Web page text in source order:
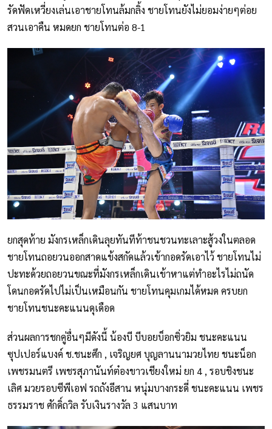
รัดฟัดเหวี่ยงเล่นเอาชายโทนล้มกลิ้ง ชายโทนยังไม่ยอมง่ายๆต่อย
สวนเอาคืน หมดยก ชายโทนต่อ 8-1
ยกสุดท้าย มังกรเหล็กเดินลุยทันทีท้าชนชวนทะเลาะสู้วงในตลอด
ชายโทนถอยวนออกสาดแข้งสกัดแล้วเข้ากอดรัดเอาไว้ ชายโทนไม่
ปะทะด้วยถอยวนขณะที่มังกรเหล็กเดินเข้าหาแต่ทำอะไรไม่ถนัด
โดนกอดรัดไปไม่เป็นเหมือนกัน ชายโทนคุมเกมได้หมด ครบยก
ชายโทนชนะคะแนนดุเดือด
ส่วนผลการชกคู่อื่นๆมีดังนี้ น้องบี บีบอยบ็อกซิ่วยิม ชนะคะแนน
ซุปเปอร์แบงค์ ช.ชนะศึก , เจริญยศ บุญลานนามวยไทย ชนะน็อก
เพชรมนตรี เพชรสุภานันท์ต๋องขาวเชียงใหม่ ยก 4 , รอบชิงชนะ
เลิศ มวยรอบซีพีเอฟ รถถังอีสาน หนุ่มบางกระดี่ ชนะคะแนน เพชร
ธรรมราช ศักดิ์ถวิล รับเงินรางวัล 3 แสนบาท